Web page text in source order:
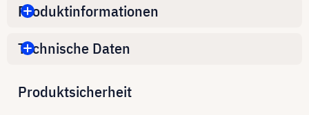
Produktinformationen
Technische Daten
Produktsicherheit